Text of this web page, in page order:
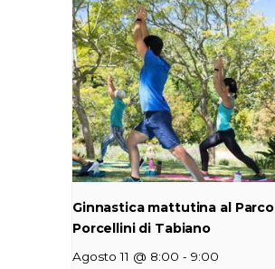
Ginnastica mattutina al Parco
Porcellini di Tabiano
Agosto 11 @ 8:00 - 9:00